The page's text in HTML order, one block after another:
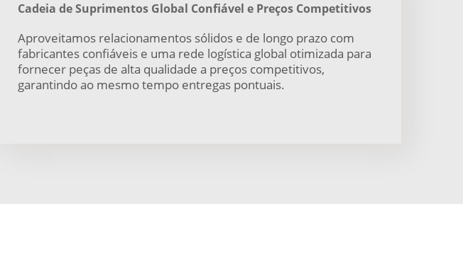
Cadeia de Suprimentos Global Confiável e Preços Competitivos
Aproveitamos relacionamentos sólidos e de longo prazo com
fabricantes confiáveis e uma rede logística global otimizada para
fornecer peças de alta qualidade a preços competitivos,
garantindo ao mesmo tempo entregas pontuais.